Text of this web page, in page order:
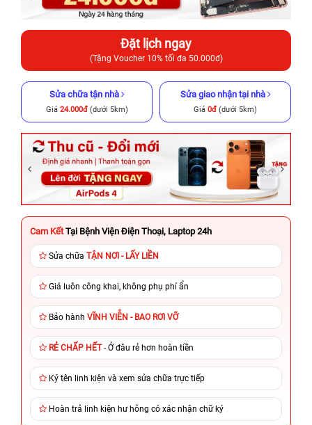
Đặt lịch ngay
(Tặng Voucher 10% tối đa 50.000đ)
Sửa chữa tận nhà
Giá 24.000đ(dưới 5km)
Sửa giao nhận tại nhà
Giá 0đ (dưới 5km)
Cam Kết Tại Bệnh Viện Điện Thoại, Laptop 24h
Sửa chữa TẬN NƠI - LẤY LIỀN
Giá luôn công khai, không phụ phí ẩn
Bảo hành VĨNH VIỄN - BAO RƠI VỠ
RẺ CHẤP HẾT- Ở đâu rẻ hơn hoàn tiền
Ký tên linh kiện và xem sửa chữa trực tiếp
Hoàn trả linh kiện hư hỏng có xác nhận chữ ký